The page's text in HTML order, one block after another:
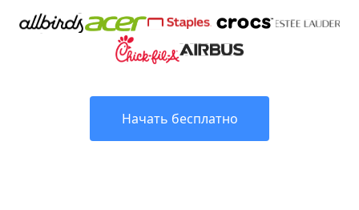
Начать бесплатно